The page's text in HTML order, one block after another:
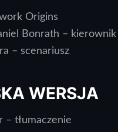
Origins
Bonrath –
– scenariusz
WERSJA
– tłumaczenie